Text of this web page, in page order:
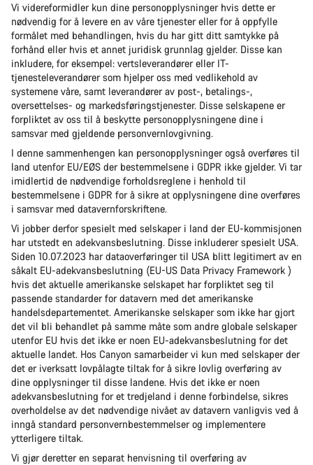
Vi videreformidler kun dine personopplysninger hvis dette er
nødvendig for å levere en av våre tjenester eller for å oppfylle
formålet med behandlingen, hvis du har gitt ditt samtykke på
forhånd eller hvis et annet juridisk grunnlag gjelder. Disse kan
inkludere, for eksempel: vertsleverandører eller IT-
tjenesteleverandører som hjelper oss med vedlikehold av
systemene våre, samt leverandører av post-, betalings-,
oversettelses- og markedsføringstjenester. Disse selskapene er
forpliktet av oss til å beskytte personopplysningene dine i
samsvar med gjeldende personvernlovgivning.
I denne sammenhengen kan personopplysninger også overføres til
land utenfor EU/EØS der bestemmelsene i GDPR ikke gjelder. Vi tar
imidlertid de nødvendige forholdsreglene i henhold til
bestemmelsene i GDPR for å sikre at opplysningene dine overføres
i samsvar med datavernforskriftene.
Vi jobber derfor spesielt med selskaper i land der EU-kommisjonen
har utstedt en adekvansbeslutning. Disse inkluderer spesielt USA.
Siden 10.07.2023 har dataoverføringer til USA blitt legitimert av en
såkalt EU-adekvansbeslutning (EU-US Data Privacy Framework )
hvis det aktuelle amerikanske selskapet har forpliktet seg til
passende standarder for datavern med det amerikanske
handelsdepartementet. Amerikanske selskaper som ikke har gjort
det vil bli behandlet på samme måte som andre globale selskaper
utenfor EU hvis det ikke er noen EU-adekvansbeslutning for det
aktuelle landet. Hos Canyon samarbeider vi kun med selskaper der
det er iverksatt lovpålagte tiltak for å sikre lovlig overføring av
dine opplysninger til disse landene. Hvis det ikke er noen
adekvansbeslutning for et tredjeland i denne forbindelse, sikres
overholdelse av det nødvendige nivået av datavern vanligvis ved å
inngå standard personvernbestemmelser og implementere
ytterligere tiltak.
Vi gjør deretter en separat henvisning til overføring av